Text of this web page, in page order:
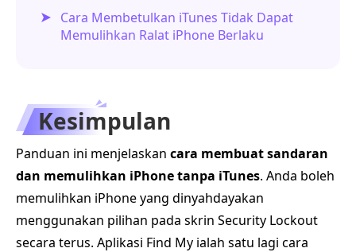
Cara Membetulkan iTunes Tidak Dapat
Memulihkan Ralat iPhone Berlaku
Kesimpulan
Panduan ini menjelaskan cara membuat sandaran
dan memulihkan iPhone tanpa iTunes. Anda boleh
memulihkan iPhone yang dinyahdayakan
menggunakan pilihan pada skrin Security Lockout
secara terus. Aplikasi Find My ialah satu lagi cara